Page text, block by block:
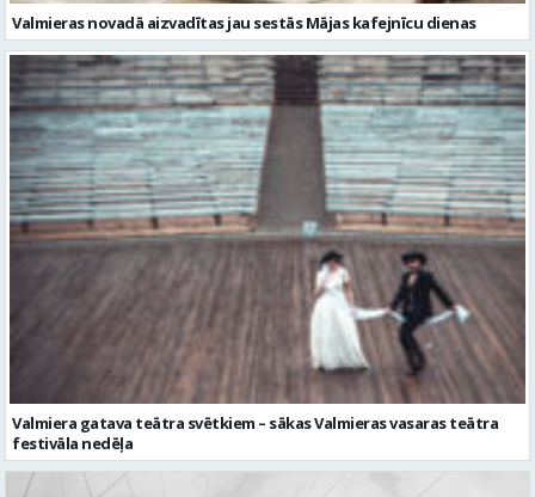
Valmiera gatava teātra svētkiem – sākas Valmieras vasaras teātra
festivāla nedēļa